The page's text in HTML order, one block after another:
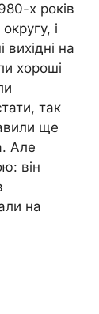
х років
і
на
хороші
так
ще
Але
він
на